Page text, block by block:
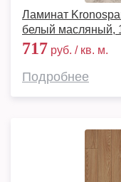
Ламинат
белый масляный,
717 руб. / кв. м.
Подробнее